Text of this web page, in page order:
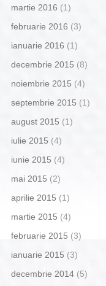
martie 2016 (1)
februarie 2016 (3)
ianuarie 2016 (1)
decembrie 2015 (8)
noiembrie 2015 (4)
septembrie 2015 (1)
august 2015 (1)
iulie 2015 (4)
iunie 2015 (4)
mai 2015 (2)
aprilie 2015 (1)
martie 2015 (4)
februarie 2015 (3)
ianuarie 2015 (3)
decembrie 2014(5)